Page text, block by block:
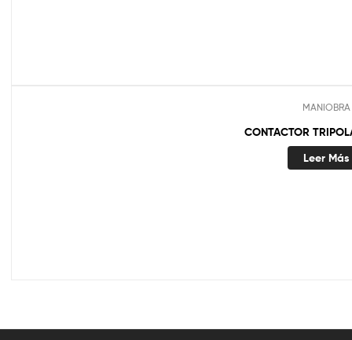
MANIOBRA
CONTACTOR
Leer Más